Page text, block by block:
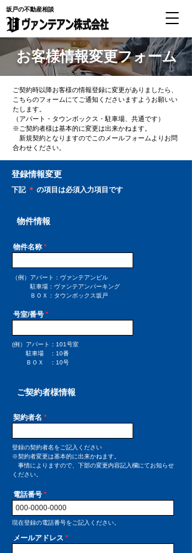
坂戸の不動産相談
お客様情報変更フォーム
ご契約時以降お客様の情報登録に変更がありましたら、
こちらのフォームにてご通知くださいますようお願いい
たします。
（アパート・タウンボックス・駐車場、共通です）
※ご契約者様は基本的に変更は出来かねます。
新規契約となりますのでこのメールフォームよりお問
合わせください。
登録情報変更
下記 ＊ の項目は必須入力項目です
物件情報
物件名称
（例）アパート：ヴァンテアンビル
駐車場：ヴァンテアンパーキング
ＢＯＸ：タウンボックス坂戸
号室/番号
(例）アパート：101号室
駐車場 ：10番
ＢＯＸ ：10号
ご契約者様情報
契約者名
登録の契約者名をご記入ください
※契約者変更は基本的に出来かねます。
事情によりますので、下部の変更内容記入欄にてお知らせ
ください。
電話番号
現在登録の電話番号をご記入ください。
メールアドレス